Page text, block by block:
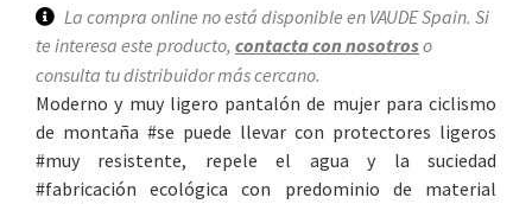
La compra online no está disponible en VAUDE Spain. Si
te interesa este producto, contacta con nosotroso
consulta tu distribuidor más cercano.
Moderno y muy ligero pantalón de mujer para ciclismo
de montaña #se puede llevar con protectores ligeros
#muy resistente, repele el agua y la suciedad
#fabricación ecológica con predominio de material